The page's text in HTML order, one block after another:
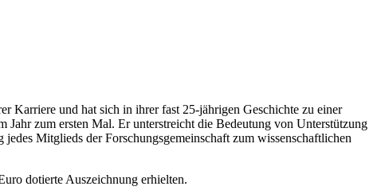
Karriere und hat sich in ihrer fast 25-jährigen Geschichte zu einer
Jahr zum ersten Mal. Er unterstreicht die Bedeutung von Unterstützung
Mitglieds der Forschungsgemeinschaft zum wissenschaftlichen
dotierte Auszeichnung erhielten.